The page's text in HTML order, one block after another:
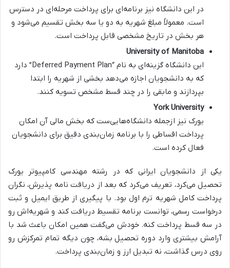
در این دانشگاه نیز برنامه‌ای برای پرداخت مرحله‌ای در دسترس
است. معمولاً مبلغ شهریه به دو یا سه بخش تقسیم می‌شود و
هر بخش در تاریخ مشخصی قابل پرداخت است.
University of Manitoba
این دانشگاه گزینه‌ای به نام “Deferred Payment Plan” دارد
که به دانشجویان اجازه می‌دهد بخشی از شهریه را ابتدا
بپردازند و مابقی را در چند قسط مشخص تسویه کنند.
York University
یورک نیز ازجمله دانشگاه‌هایی‌ست که بخش مالی آن امکان
پرداخت اقساطی را با برنامه زمان‌بندی دقیق برای دانشجویان
فعال کرده است.
یکی از دانشجویان ایرانی که در رشته مهندسی کامپیوتر یورک
تحصیل می‌کرد، تعریف می‌کرد که بعد از دریافت نامه پذیرش، نگران
پرداخت کامل شهریه ترم اول بود. با پیگیری از طریق ایمیل و ثبت
درخواست رسمی، توانست برنامه تقسیط دریافت کند و شهریه‌اش رو
در سه قسط پرداخت کنه. خودش می‌گفت همین امکان باعث شد با
آرامش بیشتری وارد دوره تحصیل بشه، چون دیگه تمام تمرکزش رو
روی درس گذاشت، نه تبدیل ارز و زمان‌بندی پرداخت.